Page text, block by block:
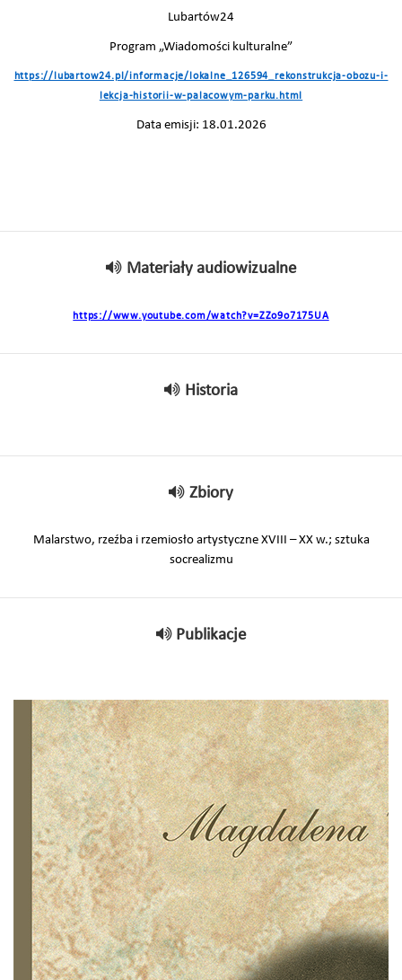
Lubartów24
Program „Wiadomości kulturalne”
https://lubartow24.pl/informacje/lokalne_126594_rekonstrukcja-obozu-i-
lekcja-historii-w-palacowym-parku.html
Data emisji: 18.01.2026
Materiały audiowizualne
https://www.youtube.com/watch?v=ZZo9o7175UA
Historia
Zbiory
Malarstwo, rzeźba i rzemiosło artystyczne XVIII – XX w.; sztuka
socrealizmu
Publikacje